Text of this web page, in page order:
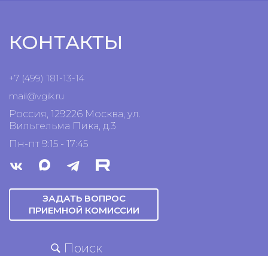
КОНТАКТЫ
+7 (499) 181-13-14
mail@vgik.ru
Россия, 129226 Москва, ул.
Вильгельма Пика, д.3
Пн-пт 9:15 - 17:45
ЗАДАТЬ ВОПРОС
ПРИЕМНОЙ КОМИССИИ
Поиск